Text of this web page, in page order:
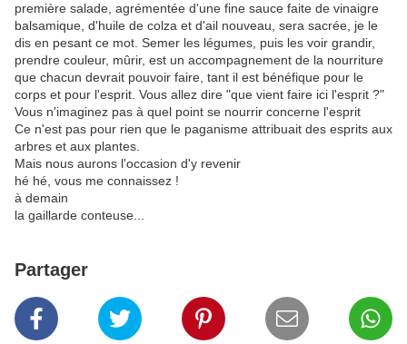
première salade, agrémentée d'une fine sauce faite de vinaigre
balsamique, d'huile de colza et d'ail nouveau, sera sacrée, je le
dis en pesant ce mot. Semer les légumes, puis les voir grandir,
prendre couleur, mûrir, est un accompagnement de la nourriture
que chacun devrait pouvoir faire, tant il est bénéfique pour le
corps et pour l'esprit. Vous allez dire "que vient faire ici l'esprit ?"
Vous n'imaginez pas à quel point se nourrir concerne l'esprit
Ce n'est pas pour rien que le paganisme attribuait des esprits aux
arbres et aux plantes.
Mais nous aurons l'occasion d'y revenir
hé hé, vous me connaissez !
à demain
la gaillarde conteuse...
Partager